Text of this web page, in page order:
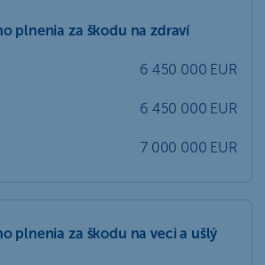
plnenia za škodu na zdraví
6 450 000 EUR
6 450 000 EUR
7 000 000 EUR
plnenia za škodu na veci a ušlý